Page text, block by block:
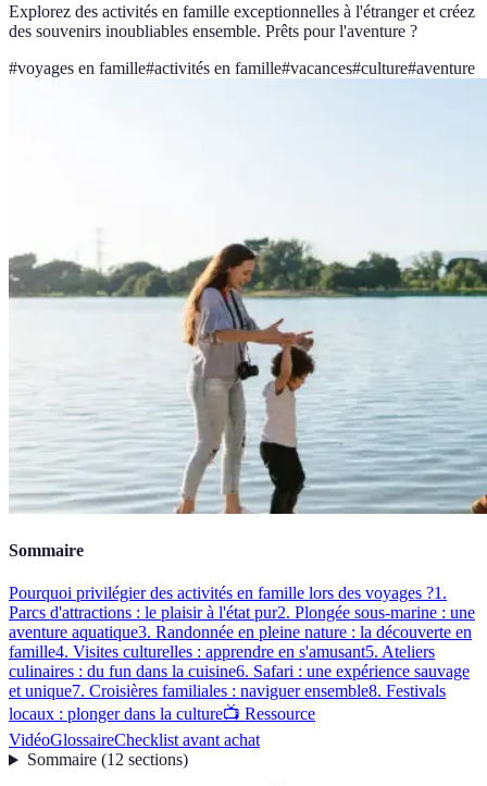
Explorez des activités en famille exceptionnelles à l'étranger et créez
des souvenirs inoubliables ensemble. Prêts pour l'aventure ?
#voyages en famille#activités en famille#vacances#culture#aventure
Sommaire
Pourquoi privilégier des activités en famille lors des voyages ?1.
Parcs d'attractions : le plaisir à l'état pur2. Plongée sous-marine : une
aventure aquatique3. Randonnée en pleine nature : la découverte en
famille4. Visites culturelles : apprendre en s'amusant5. Ateliers
culinaires : du fun dans la cuisine6. Safari : une expérience sauvage
et unique7. Croisières familiales : naviguer ensemble8. Festivals
locaux : plonger dans la culture📺 Ressource
VidéoGlossaireChecklist avant achat
Sommaire(12 sections)